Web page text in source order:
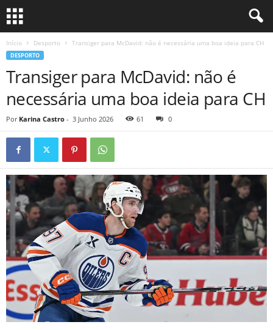
Início Desporto Transiger para McDavid: não é necessária uma boa ideia para CH
DESPORTO
Transiger para McDavid: não é
necessária uma boa ideia para CH
Por Karina Castro - 3 Junho 2026 61 0